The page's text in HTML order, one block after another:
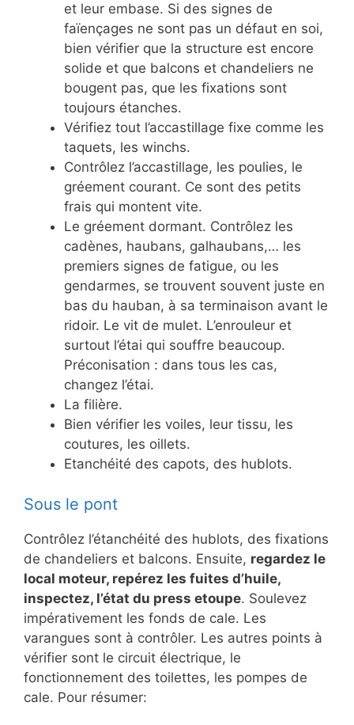
et leur embase. Si des signes de
faïençages ne sont pas un défaut en soi,
bien vérifier que la structure est encore
solide et que balcons et chandeliers ne
bougent pas, que les fixations sont
toujours étanches.
Vérifiez tout l’accastillage fixe comme les
taquets, les winchs.
Contrôlez l’accastillage, les poulies, le
gréement courant. Ce sont des petits
frais qui montent vite.
Le gréement dormant. Contrôlez les
cadènes, haubans, galhaubans,… les
premiers signes de fatigue, ou les
gendarmes, se trouvent souvent juste en
bas du hauban, à sa terminaison avant le
ridoir. Le vit de mulet. L’enrouleur et
surtout l’étai qui souffre beaucoup.
Préconisation : dans tous les cas,
changez l’étai.
La filière.
Bien vérifier les voiles, leur tissu, les
coutures, les oillets.
Etanchéité des capots, des hublots.
Sous le pont
Contrôlez l’étanchéité des hublots, des fixations
de chandeliers et balcons. Ensuite, regardez le
local moteur, repérez les fuites d’huile,
inspectez, l’état du press etoupe. Soulevez
impérativement les fonds de cale. Les
varangues sont à contrôler. Les autres points à
vérifier sont le circuit électrique, le
fonctionnement des toilettes, les pompes de
cale. Pour résumer: